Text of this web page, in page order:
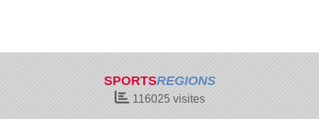
SPORTSREGIONS
116025 visites